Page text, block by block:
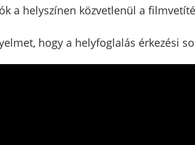
a helyszínen közvetlenül a
hogy a helyfoglalás érkezési